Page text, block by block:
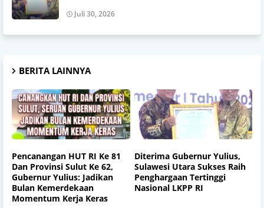
Juli 30, 2026
BERITA LAINNYA
Pencanangan HUT RI Ke 81
Dan Provinsi Sulut Ke 62,
Gubernur Yulius: Jadikan
Bulan Kemerdekaan
Momentum Kerja Keras
Diterima Gubernur Yulius,
Sulawesi Utara Sukses Raih
Penghargaan Tertinggi
Nasional LKPP RI